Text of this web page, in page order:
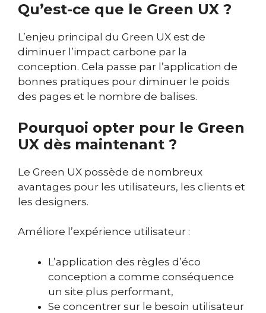
Qu’est-ce que le Green UX ?
L’enjeu principal du Green UX est de
diminuer l’impact carbone par la
conception. Cela passe par l’application de
bonnes pratiques pour diminuer le poids
des pages et le nombre de balises.
Pourquoi opter pour le Green
UX dès maintenant ?
Le Green UX possède de nombreux
avantages pour les utilisateurs, les clients et
les designers.
Améliore l’expérience utilisateur :
L’application des règles d’éco
conception a comme conséquence
un site plus performant,
Se concentrer sur le besoin utilisateur